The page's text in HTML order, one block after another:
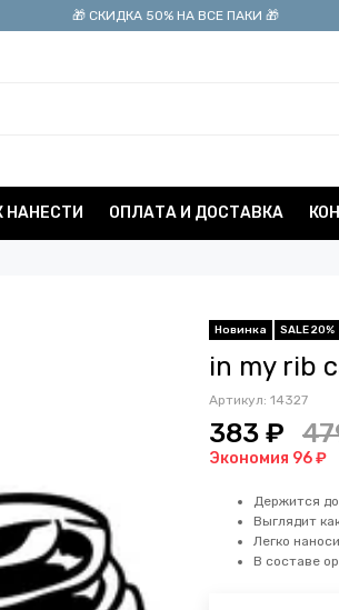
🎁 СКИДКА 50% НА ВСЕ ПАКИ 🎁
НАНЕСТИ ОПЛАТА И ДОСТАВКА
Новинка SALE 20%
in my rib
Артикул: 14327
383 ₽
Экономия 96 ₽
Держится
Выглядит
Легко
В составе